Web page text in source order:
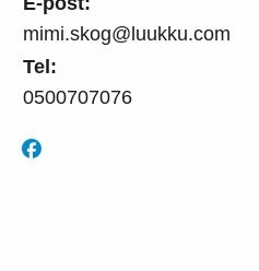
mimi.skog@luukku.com
Tel:
0500707076